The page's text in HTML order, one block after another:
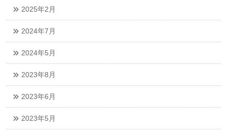
2025年2月
2024年7月
2024年5月
2023年8月
2023年6月
2023年5月